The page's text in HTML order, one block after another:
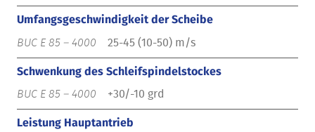
Umfangsgeschwindigkeit der Scheibe
25-45 (10-50) m/s
Schwenkung des Schleifspindelstockes
+30/-10 grd
Leistung Hauptantrieb